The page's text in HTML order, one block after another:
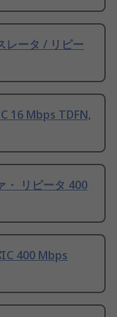
ータ / リピー
16 Mbps TDFN,
リピータ 400
400 Mbps